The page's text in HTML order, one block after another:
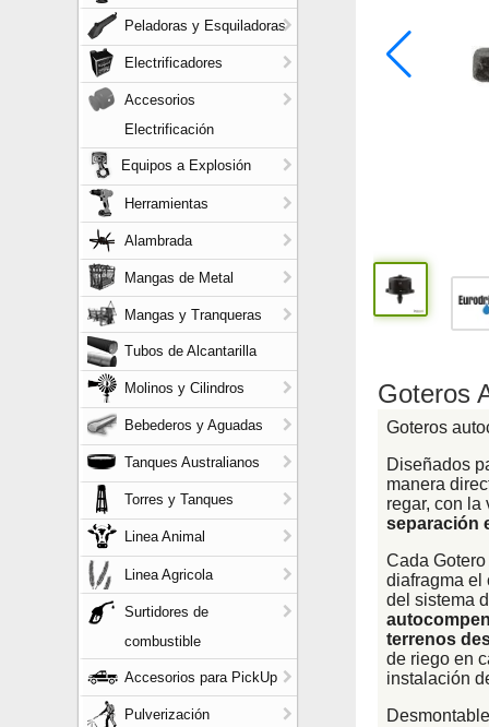
Peladoras y Esquiladoras
Electrificadores
Accesorios
Electrificación
Equipos a Explosión
Herramientas
Alambrada
Mangas de Metal
Mangas y Tranqueras
Tubos de Alcantarilla
Molinos y Cilindros
Bebederos y Aguadas
Tanques Australianos
Torres y Tanques
Linea Animal
Linea Agricola
Surtidores de
combustible
Accesorios para PickUp
Pulverización
Goteros
Goteros
Diseñados
manera
regar, con
separación
Cada
diafragma el
del sistema
terrenos
de riego en
instalación